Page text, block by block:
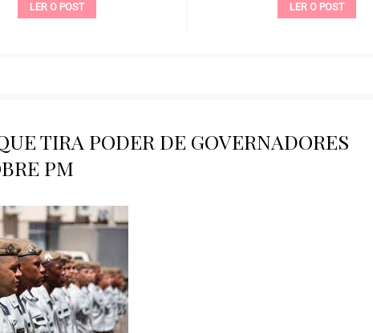
LER O POST
TIRA PODER DE GOVERNADORES
PM